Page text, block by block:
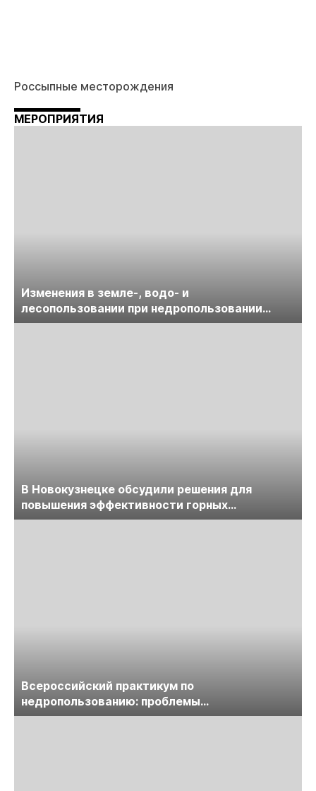
Россыпные месторождения
МЕРОПРИЯТИЯ
Изменения в земле-, водо- и
лесопользовании при недропользовании
обсудят на семинаре «ПравоТЭК»
В Новокузнецке обсудили решения для
повышения эффективности горных
предприятий
Всероссийский практикум по
недропользованию: проблемы
лицензирования, цифровизации, экспертизы